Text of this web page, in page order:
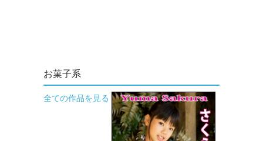
お菓子系
全ての作品を見る